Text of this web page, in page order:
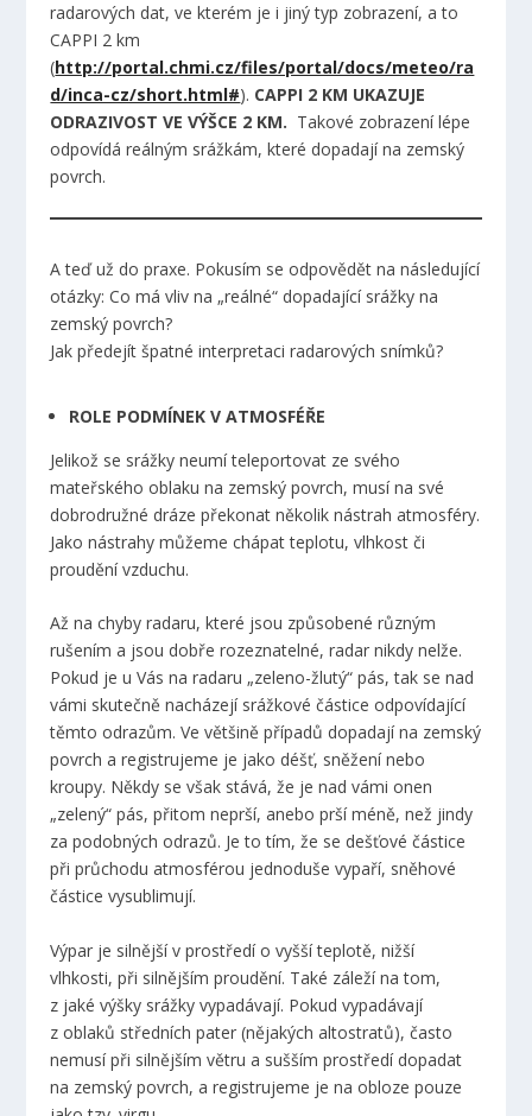
radarových dat, ve kterém je i jiný typ zobrazení, a to
CAPPI 2 km
(http://portal.chmi.cz/files/portal/docs/meteo/ra
d/inca-cz/short.html#). CAPPI 2 KM UKAZUJE
ODRAZIVOST VE VÝŠCE 2 KM. Takové zobrazení lépe
odpovídá reálným srážkám, které dopadají na zemský
povrch.
A teď už do praxe. Pokusím se odpovědět na následující
otázky: Co má vliv na „reálné“ dopadající srážky na
zemský povrch?
Jak předejít špatné interpretaci radarových snímků?
ROLE PODMÍNEK V ATMOSFÉŘE
Jelikož se srážky neumí teleportovat ze svého
mateřského oblaku na zemský povrch, musí na své
dobrodružné dráze překonat několik nástrah atmosféry.
Jako nástrahy můžeme chápat teplotu, vlhkost či
proudění vzduchu.
Až na chyby radaru, které jsou způsobené různým
rušením a jsou dobře rozeznatelné, radar nikdy nelže.
Pokud je u Vás na radaru „zeleno-žlutý“ pás, tak se nad
vámi skutečně nacházejí srážkové částice odpovídající
těmto odrazům. Ve většině případů dopadají na zemský
povrch a registrujeme je jako déšť, sněžení nebo
kroupy. Někdy se však stává, že je nad vámi onen
„zelený“ pás, přitom neprší, anebo prší méně, než jindy
za podobných odrazů. Je to tím, že se dešťové částice
při průchodu atmosférou jednoduše vypaří, sněhové
částice vysublimují.
Výpar je silnější v prostředí o vyšší teplotě, nižší
vlhkosti, při silnějším proudění. Také záleží na tom,
z jaké výšky srážky vypadávají. Pokud vypadávají
z oblaků středních pater (nějakých altostratů), často
nemusí při silnějším větru a sušším prostředí dopadat
na zemský povrch, a registrujeme je na obloze pouze